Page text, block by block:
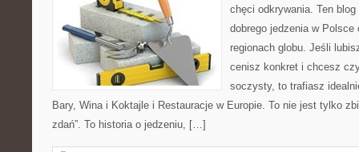
chęci odkrywania. Ten
dobrego jedzenia w
regionach globu. Jeśli
cenisz konkret i chcesz
soczysty, to trafiasz
Bary, Wina i Koktajle i Restauracje w Europie. To nie jest tylko
zdań”. To historia o jedzeniu, […]